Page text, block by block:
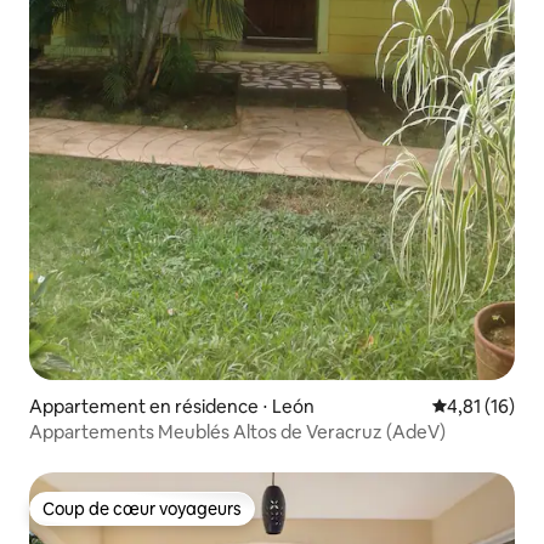
Appartement en résidence ⋅ León Évaluation
4,81 (16)
Appartements Meublés Altos de Veracruz (AdeV)
Coup de cœur voyageurs
Coup de cœur voyageurs